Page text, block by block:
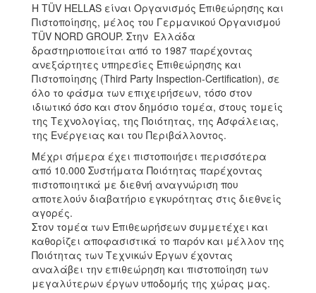
Η TÜV HELLAS είναι Οργανισμός Επιθεώρησης και
Πιστοποίησης, μέλος του Γερμανικού Οργανισμού
TÜV NORD GROUP. Στην Ελλάδα
δραστηριοποιείται από το 1987 παρέχοντας
ανεξάρτητες υπηρεσίες Επιθεώρησης και
Πιστοποίησης (Third Party Inspection-Certification), σε
όλο το φάσμα των επιχειρήσεων, τόσο στον
ιδιωτικό όσο και στον δημόσιο τομέα, στους τομείς
της Τεχνολογίας, της Ποιότητας, της Ασφάλειας,
της Ενέργειας και του Περιβάλλοντος.
Μέχρι σήμερα έχει πιστοποιήσει περισσότερα
από 10.000 Συστήματα Ποιότητας παρέχοντας
πιστοποιητικά με διεθνή αναγνώριση που
αποτελούν διαβατήριο εγκυρότητας στις διεθνείς
αγορές.
Στον τομέα των Επιθεωρήσεων συμμετέχει και
καθορίζει αποφασιστικά το παρόν και μέλλον της
Ποιότητας των Τεχνικών Έργων έχοντας
αναλάβει την επιθεώρηση και πιστοποίηση των
μεγαλύτερων έργων υποδομής της χώρας μας.